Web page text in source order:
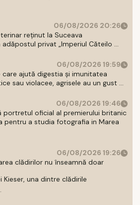
06/08/2026 20:26
reținut la Suceava
privat „Imperiul Căteilo ...
06/08/2026 19:59
care ajută digestia și imunitatea
sau violacee, agrisele au un gust ...
06/08/2026 19:46
portretul oficial al premierului britanic
pentru a studia fotografia in Marea
06/08/2026 19:26
clădirilor nu înseamnă doar
Kieser, una dintre clădirile